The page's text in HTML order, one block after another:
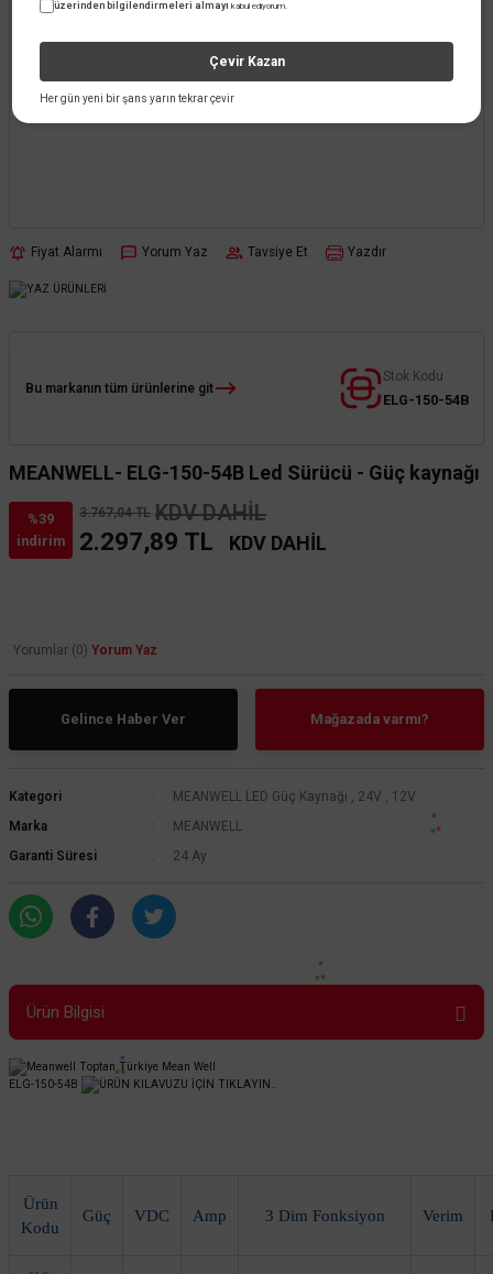
Fiyat Alarmı Yorum Yaz Tavsiye Et Yazdır
Bu markanın tüm ürünlerine git
Stok Kodu
ELG-150-54B
MEANWELL- ELG-150-54B Led Sürücü - Güç kaynağı
%39
indirim
3.767,04 TL KDV DAHİL
2.297,89 TL KDV DAHİL
Yorumlar (0) Yorum Yaz
Gelince Haber Ver Mağazada varmı?
Kategori MEANWELL LED Güç Kaynağı , 24V , 12V
Marka
MEANWELL
Garanti Süresi
24 Ay
Ürün Bilgisi
ELG-150-54B ÜRÜN KILAVUZU İÇİN TIKLAYIN..
Ürün
Kodu
Güç VDC Amp 3 Dim Fonksiyon Verim
üzerinden bilgilendirmeleri almayı kabul ediyorum.
Çevir Kazan
Her gün yeni bir şans yarın tekrar çevir